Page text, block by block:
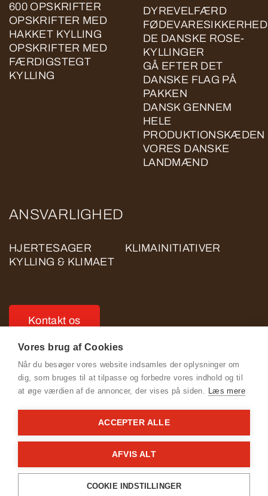
600 OPSKRIFTER
OPSKRIFTER MED
HAKKET KYLLING
OPSKRIFTER MED
FÆRDIGSTEGT
KYLLING
DYREVELFÆRD
FØDEVARESIKKERHED
DE DANSKE ROSE-
KYLLINGER
GÅ EFTER DET
DANSKE FLAG PÅ
PAKKEN
DANSK GENNEM
HELE
PRODUKTIONSKÆDEN
VORES DANSKE
LANDMÆND
ANSVARLIGHED
HJERTESAGER
KLIMAINITIATIVER
KYLLING & KLIMAET
Kontakt os
Cookie- og privatlivspolitik for ROSE POULTRY
General Terms & Conditions
Vores brug af Cookies
Når du besøger vores website indsamles der oplysninger om
dig, som bruges til at tilpasse og forbedre vores indhold og til
at øge værdien af de annoncer, der vises på siden. Læs mere
ACCEPTER ALLE
AFVIS ALT
COOKIE INDSTILLINGER